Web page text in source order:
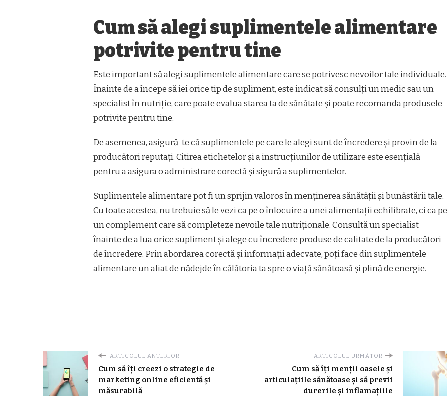
Cum să alegi suplimentele alimentare
potrivite pentru tine
Este important să alegi suplimentele alimentare care se potrivesc nevoilor tale individuale.
Înainte de a începe să iei orice tip de supliment, este indicat să consulți un medic sau un
specialist în nutriție, care poate evalua starea ta de sănătate și poate recomanda produsele
potrivite pentru tine.
De asemenea, asigură-te că suplimentele pe care le alegi sunt de încredere și provin de la
producători reputați. Citirea etichetelor și a instrucțiunilor de utilizare este esențială
pentru a asigura o administrare corectă și sigură a suplimentelor.
Suplimentele alimentare pot fi un sprijin valoros în menținerea sănătății și bunăstării tale.
Cu toate acestea, nu trebuie să le vezi ca pe o înlocuire a unei alimentații echilibrate, ci ca pe
un complement care să completeze nevoile tale nutriționale. Consultă un specialist
înainte de a lua orice supliment și alege cu încredere produse de calitate de la producători
de încredere. Prin abordarea corectă și informații adecvate, poți face din suplimentele
alimentare un aliat de nădejde în călătoria ta spre o viață sănătoasă și plină de energie.
ARTICOLUL ANTERIOR
Cum să îți creezi o strategie de
marketing online eficientă și
măsurabilă
ARTICOLUL URMĂTOR
Cum să îți menții oasele și
articulațiile sănătoase și să previi
durerile și inflamațiile